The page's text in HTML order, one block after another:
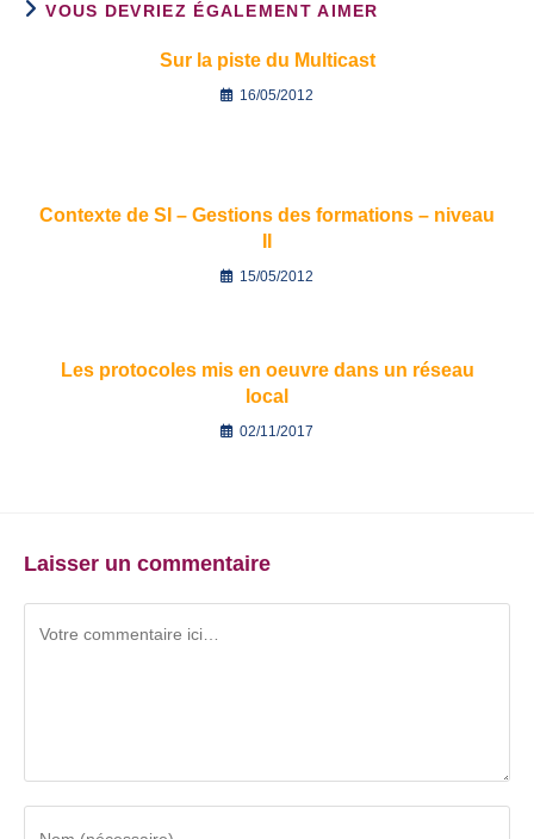
VOUS DEVRIEZ ÉGALEMENT AIMER
Sur la piste du Multicast
16/05/2012
Contexte de SI – Gestions des formations – niveau
15/05/2012
Les protocoles mis en oeuvre dans un réseau
local
02/11/2017
Laisser un commentaire